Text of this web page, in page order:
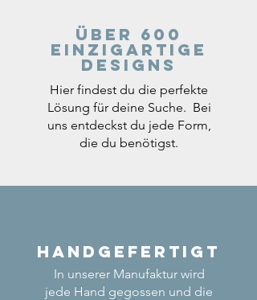
Über 600
einzigartige
Designs
Hier findest du die perfekte
Lösung für deine Suche. Bei
uns entdeckst du jede Form,
die du benötigst.
Handgefertigt
In unserer Manufaktur wird
jede Hand gegossen und die